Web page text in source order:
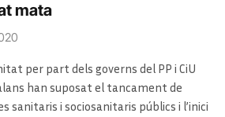
mata
per part dels governs del PP i CiU
han suposat el tancament de
sanitaris i sociosanitaris públics i l’inici